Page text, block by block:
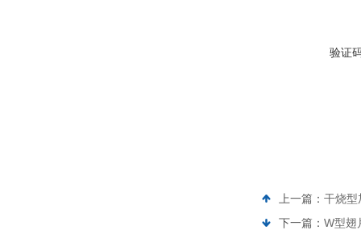
验证
上一篇： 干烧型
下一篇： W型翅